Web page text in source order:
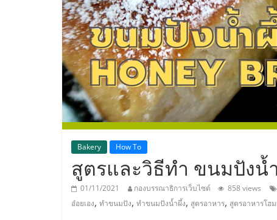
รวม
ธุรกิจ
เอ
ส
เอ็
Bakery How To
สูตรและวิธีทำ ขนมปังน้
01/11/2021 กองบรรณาธิการเว็บไซต์ 858 views
อ๋อยเอง, ทำขนมปัง, ทำขนมปังน้ำผึ้ง, สูตรอาหาร, สูตรอาหารโฮ